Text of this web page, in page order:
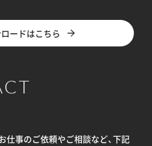
ードはこちら
仕事のご依頼やご相談など、下記